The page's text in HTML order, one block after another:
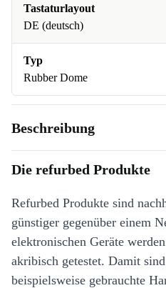
Tastaturlayout
DE (deutsch)
Typ
Rubber Dome
Beschreibung
Die refurbed Produkte
Refurbed Produkte sind
günstiger gegenüber einem
elektronischen Geräte
akribisch getestet. Damit
beispielsweise gebrauchte